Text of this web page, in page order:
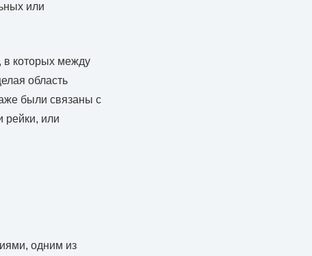
или
которых между
область
были связаны с
рейки, или
одним из